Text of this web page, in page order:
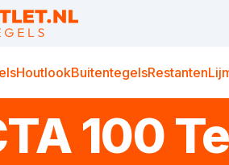
HoutlookBuitentegelsRestanten
100